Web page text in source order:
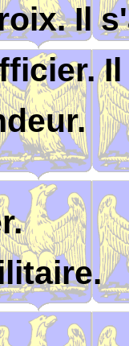
Il
Il